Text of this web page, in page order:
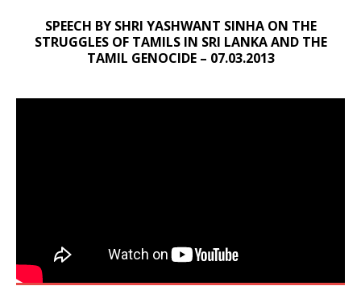
SPEECH BY SHRI YASHWANT SINHA ON THE
STRUGGLES OF TAMILS IN SRI LANKA AND THE
TAMIL GENOCIDE – 07.03.2013